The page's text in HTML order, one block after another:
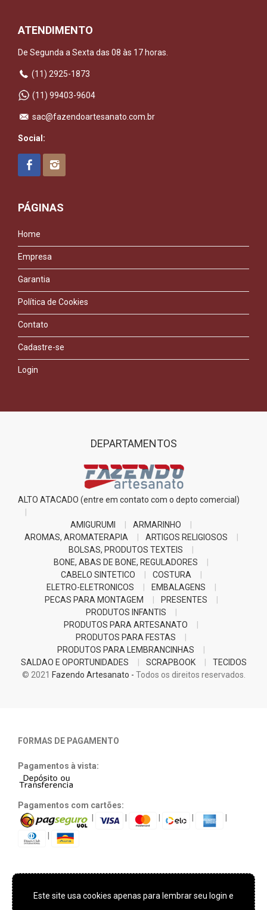
ATENDIMENTO
De Segunda a Sexta das 08 às 17 horas.
(11) 2925-1873
(11) 99403-9604
sac@fazendoartesanato.com.br
Social:
PÁGINAS
Home
Empresa
Garantia
Política de Cookies
Contato
Cadastre-se
Login
DEPARTAMENTOS
ALTO ATACADO (entre em contato com o depto comercial)
AMIGURUMI
ARMARINHO
AROMAS, AROMATERAPIA
ARTIGOS RELIGIOSOS
BOLSAS, PRODUTOS TEXTEIS
BONE, ABAS DE BONE, REGULADORES
CABELO SINTETICO
COSTURA
ELETRO-ELETRONICOS
EMBALAGENS
PECAS PARA MONTAGEM
PRESENTES
PRODUTOS INFANTIS
PRODUTOS PARA ARTESANATO
PRODUTOS PARA FESTAS
PRODUTOS PARA LEMBRANCINHAS
SALDAO E OPORTUNIDADES
SCRAPBOOK
TECIDOS
© 2021 Fazendo Artesanato - Todos os direitos reservados.
FORMAS DE PAGAMENTO
Pagamentos à vista:
Pagamentos com cartões:
TECNOLOGIA E SEGURANÇA
Este site usa cookies apenas para lembrar seu login e